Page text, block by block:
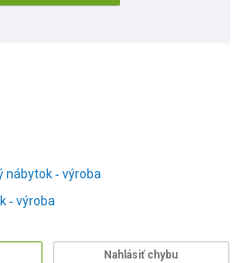
nábytok ‑ výroba
‑ výroba
Nahlásiť chybu